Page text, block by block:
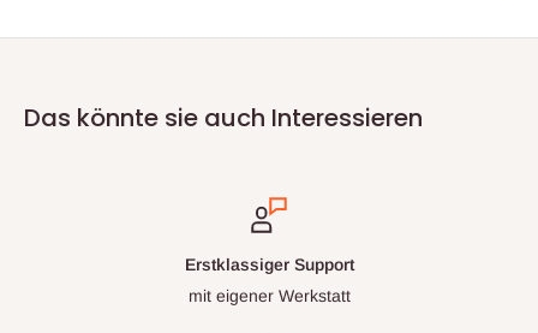
Das könnte sie auch Interessieren
Erstklassiger Support
mit eigener Werkstatt